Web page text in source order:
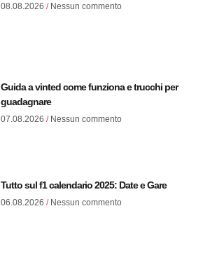
08.08.2026 Nessun commento
Guida a vinted come funziona e trucchi per
guadagnare
07.08.2026 Nessun commento
Tutto sul f1 calendario 2025: Date e Gare
06.08.2026 Nessun commento